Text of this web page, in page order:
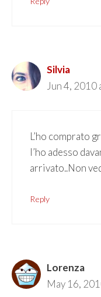
Silvia
Jun 4, 2010
L’ho comprato
l’ho adesso
arrivato..Non
Reply
Lorenza
May 16,